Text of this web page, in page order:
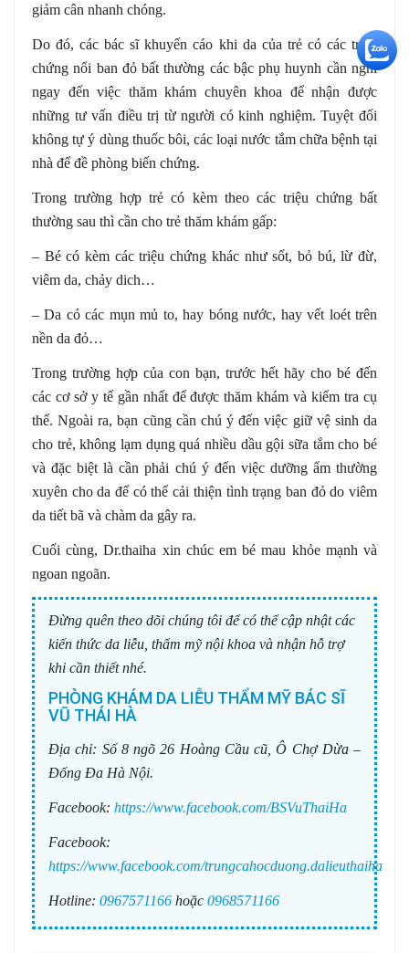
giảm cân nhanh chóng.
Do đó, các bác sĩ khuyến cáo khi da của trẻ có các triệu
chứng nổi ban đỏ bất thường các bậc phụ huynh cần nghĩ
ngay đến việc thăm khám chuyên khoa để nhận được
những tư vấn điều trị từ người có kinh nghiệm. Tuyệt đối
không tự ý dùng thuốc bôi, các loại nước tắm chữa bệnh tại
nhà để đề phòng biến chứng.
Trong trường hợp trẻ có kèm theo các triệu chứng bất
thường sau thì cần cho trẻ thăm khám gấp:
– Bé có kèm các triệu chứng khác như sốt, bỏ bú, lừ đừ,
viêm da, chảy dich…
– Da có các mụn mủ to, hay bóng nước, hay vết loét trên
nền da đỏ…
Trong trường hợp của con bạn, trước hết hãy cho bé đến
các cơ sở y tế gần nhất để được thăm khám và kiểm tra cụ
thể. Ngoài ra, bạn cũng cần chú ý đến việc giữ vệ sinh da
cho trẻ, không lạm dụng quá nhiều dầu gội sữa tắm cho bé
và đặc biệt là cần phải chú ý đến việc dưỡng ẩm thường
xuyên cho da để có thể cải thiện tình trạng ban đỏ do viêm
da tiết bã và chàm da gây ra.
Cuối cùng, Dr.thaiha xin chúc em bé mau khỏe mạnh và
ngoan ngoãn.
Đừng quên theo dõi chúng tôi để có thể cập nhật các
kiến thức da liễu, thẩm mỹ nội khoa và nhận hỗ trợ
khi cần thiết nhé.
PHÒNG KHÁM DA LIỄU THẨM MỸ BÁC SĨ
VŨ THÁI HÀ
Địa chỉ: Số 8 ngõ 26 Hoàng Cầu cũ, Ô Chợ Dừa –
Đống Đa Hà Nội.
Facebook: https://www.facebook.com/BSVuThaiHa
Facebook:
https://www.facebook.com/trungcahocduong.dalieuthaiha
Hotline: 0967571166 hoặc 0968571166
+5